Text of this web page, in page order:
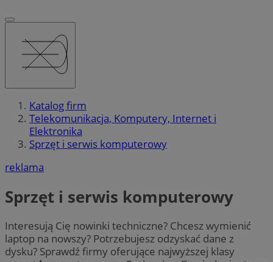
Katalog firm
Telekomunikacja, Komputery, Internet i
Elektronika
Sprzęt i serwis komputerowy
reklama
Sprzęt i serwis komputerowy
Interesują Cię nowinki techniczne? Chcesz wymienić
laptop na nowszy? Potrzebujesz odzyskać dane z
dysku? Sprawdź firmy oferujące najwyższej klasy